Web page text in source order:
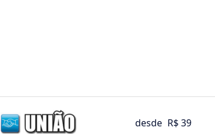
desde R$ 39